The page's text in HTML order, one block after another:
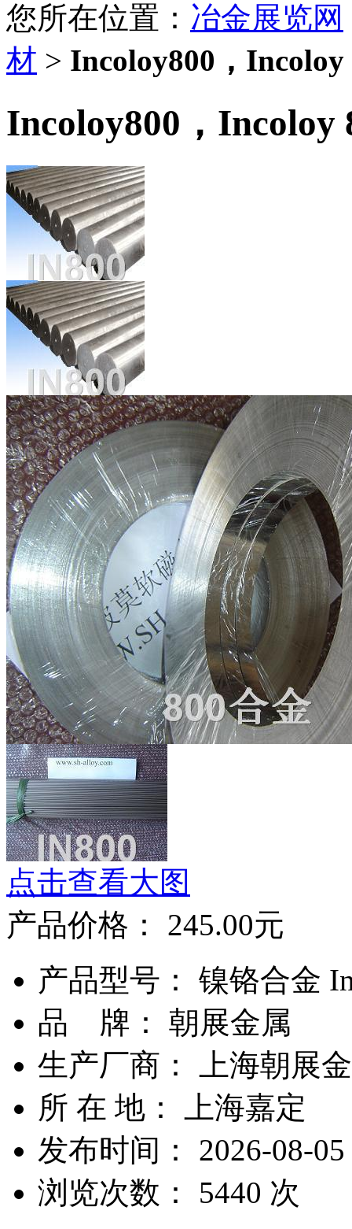
您所在位置： 冶金展览网
材 > Incoloy800，Incoloy
Incoloy800，Incoloy
点击查看大图
产品价格： 245.00元
产品型号： 镍铬合金
品 牌： 朝展金属
生产厂商： 上海朝展
所 在 地： 上海嘉定
发布时间： 2026-08-05
浏览次数： 5440 次